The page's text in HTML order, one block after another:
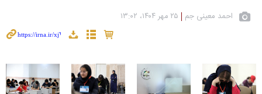
احمد معینی جم ۲۵ مهر ۱۴۰۴، ۱۳:۰۲